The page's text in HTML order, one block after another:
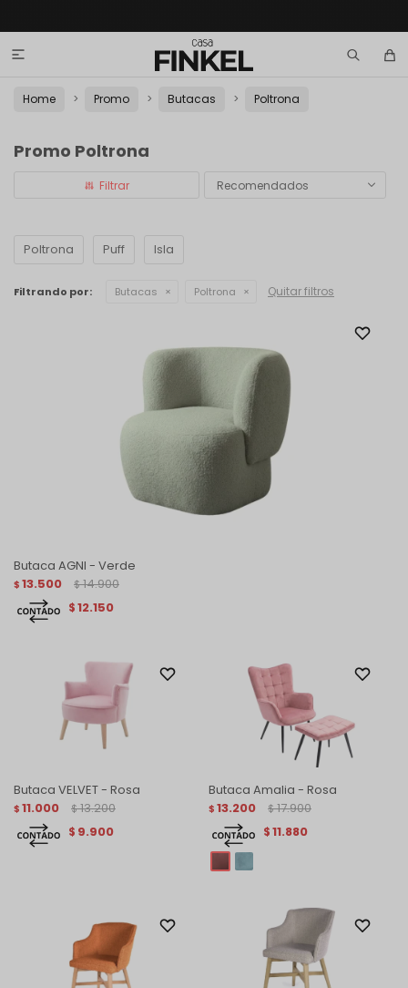

Home Promo Butacas Poltrona
Promo Poltrona
Recomendados
Poltrona Puff Isla
Filtrando por: Butacas Poltrona Quitar filtros
Butaca AGNI - Verde
$ 13.500 $ 14.900
$12.150
Butaca VELVET - Rosa
$ 11.000 $ 13.200
$ 9.900
Butaca Amalia - Rosa
$ 13.200 $ 17.900
$11.880